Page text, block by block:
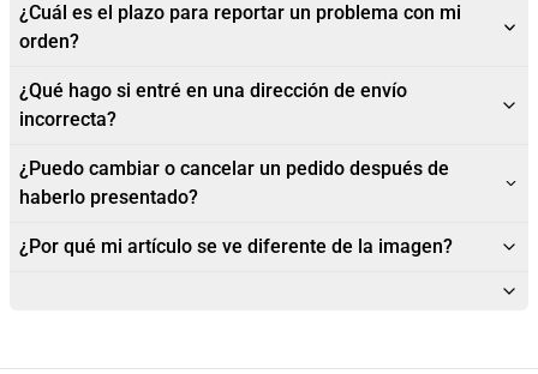
¿Cuál es el plazo para reportar un problema con mi
orden?
¿Qué hago si entré en una dirección de envío
incorrecta?
¿Puedo cambiar o cancelar un pedido después de
haberlo presentado?
¿Por qué mi artículo se ve diferente de la imagen?